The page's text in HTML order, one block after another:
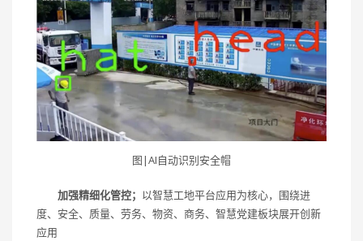
图|AI自动识别安全帽
加强精细化管控； 以智慧工地平台应用为核心，围绕进
度、安全、质量、劳务、物资、商务、智慧党建板块展开创新
应用